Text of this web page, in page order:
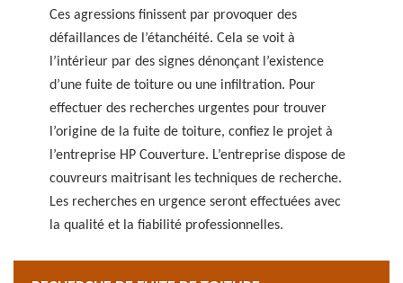
Ces agressions finissent par provoquer des
défaillances de l’étanchéité. Cela se voit à
l’intérieur par des signes dénonçant l’existence
d’une fuite de toiture ou une infiltration. Pour
effectuer des recherches urgentes pour trouver
l’origine de la fuite de toiture, confiez le projet à
l’entreprise HP Couverture. L’entreprise dispose de
couvreurs maitrisant les techniques de recherche.
Les recherches en urgence seront effectuées avec
la qualité et la fiabilité professionnelles.